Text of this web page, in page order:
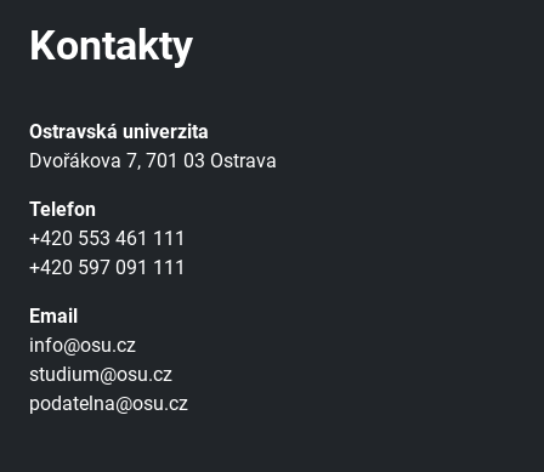
Kontakty
Ostravská univerzita
Dvořákova 7, 701 03 Ostrava
Telefon
+420 553 461 111
+420 597 091 111
Email
info@osu.cz
studium@osu.cz
podatelna@osu.cz